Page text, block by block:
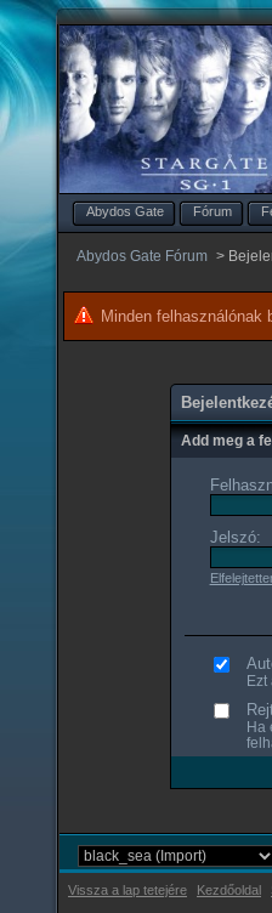
Abydos Gate Fórum
Abydos Gate Fórum >
Minden felhasználónak
Add meg a
Jelszó:
Ezt
Ha
Vissza a lap tetejére Kezdőoldal